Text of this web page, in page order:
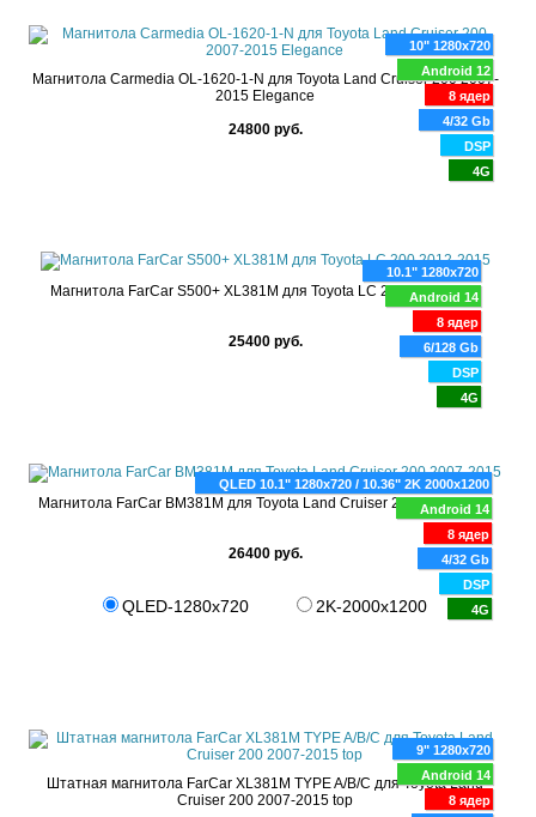
10" 1280x720
Android 12
8 ядер
4/32 Gb
DSP
4G
Магнитола Carmedia OL-1620-1-N для Toyota Land Cruiser 200 2007-
2015 Elegance
24800 руб.
10.1" 1280x720
Android 14
8 ядер
6/128 Gb
DSP
4G
Магнитола FarCar S500+ XL381M для Toyota LC 200 2012-2015
25400 руб.
QLED 10.1" 1280x720 / 10.36" 2K 2000x1200
Android 14
8 ядер
4/32 Gb
DSP
4G
Магнитола FarCar BM381M для Toyota Land Cruiser 200 2007-2015
26400 руб.
QLED-1280x720 2K-2000x1200
9" 1280x720
Android 14
8 ядер
Штатная магнитола FarCar XL381M TYPE A/B/C для Toyota Land
Cruiser 200 2007-2015 top